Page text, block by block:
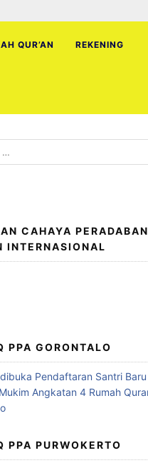
QUR’AN REKENING
CAHAYA PERADABAN
INTERNASIONAL
PPA GORONTALO
PPA PURWOKERTO